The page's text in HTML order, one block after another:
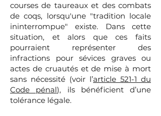
courses de taureaux et des combats
de coqs, lorsqu'une "tradition locale
ininterrompue" existe. Dans cette
situation, et alors que ces faits
pourraient représenter des
infractions pour sévices graves ou
actes de cruautés et de mise à mort
sans nécessité (voir l’article 521-1 du
Code pénal), ils bénéficient d’une
tolérance légale.